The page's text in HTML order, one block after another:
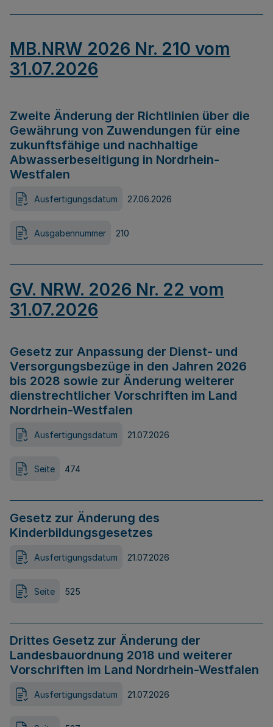
MB.NRW 2026 Nr. 210 vom
31.07.2026
Zweite Änderung der Richtlinien über die
Gewährung von Zuwendungen für eine
zukunftsfähige und nachhaltige
Abwasserbeseitigung in Nordrhein-
Westfalen
Ausfertigungsdatum 27.06.2026
Ausgabennummer 210
GV. NRW. 2026 Nr. 22 vom
31.07.2026
Gesetz zur Anpassung der Dienst- und
Versorgungsbezüge in den Jahren 2026
bis 2028 sowie zur Änderung weiterer
dienstrechtlicher Vorschriften im Land
Nordrhein-Westfalen
Ausfertigungsdatum 21.07.2026
Seite 474
Gesetz zur Änderung des
Kinderbildungsgesetzes
Ausfertigungsdatum 21.07.2026
Seite 525
Drittes Gesetz zur Änderung der
Landesbauordnung 2018 und weiterer
Vorschriften im Land Nordrhein-Westfalen
Ausfertigungsdatum 21.07.2026